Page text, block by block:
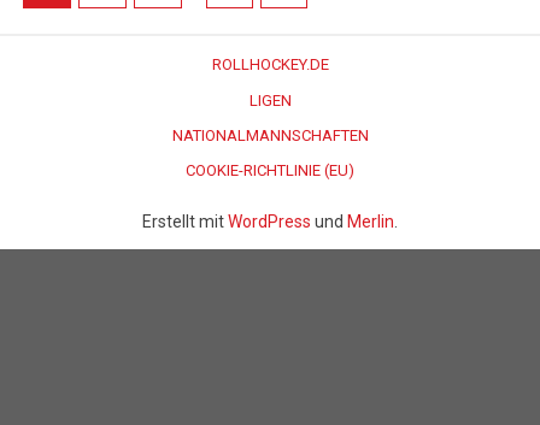
ROLLHOCKEY.DE
LIGEN
NATIONALMANNSCHAFTEN
COOKIE-RICHTLINIE (EU)
Erstellt mitWordPress und Merlin